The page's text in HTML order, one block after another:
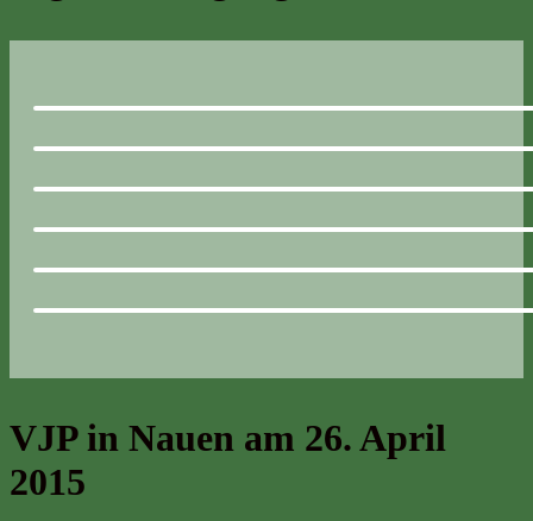
VJP in Nauen am 26. April
2015